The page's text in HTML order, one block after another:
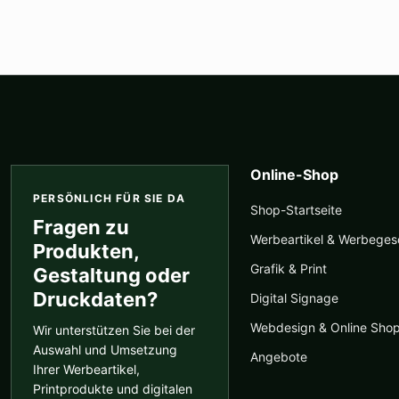
PERSÖNLICH FÜR SIE DA
Fragen zu
Produkten,
Gestaltung oder
Druckdaten?
Wir unterstützen Sie bei der
Auswahl und Umsetzung
Ihrer Werbeartikel,
Printprodukte und digitalen
Online-Shop
Shop-Startseite
Werbeartikel &
Grafik & Print
Digital Signage
Webdesign & Online
Angebote